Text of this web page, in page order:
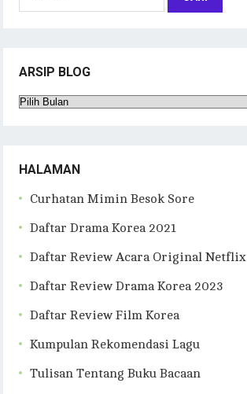
ARSIP BLOG
Arsip
HALAMAN
Curhatan Mimin Besok Sore
Daftar Drama Korea 2021
Daftar Review Acara Original Netflix
Daftar Review Drama Korea 2023
Daftar Review Film Korea
Kumpulan Rekomendasi Lagu
Tulisan Tentang Buku Bacaan